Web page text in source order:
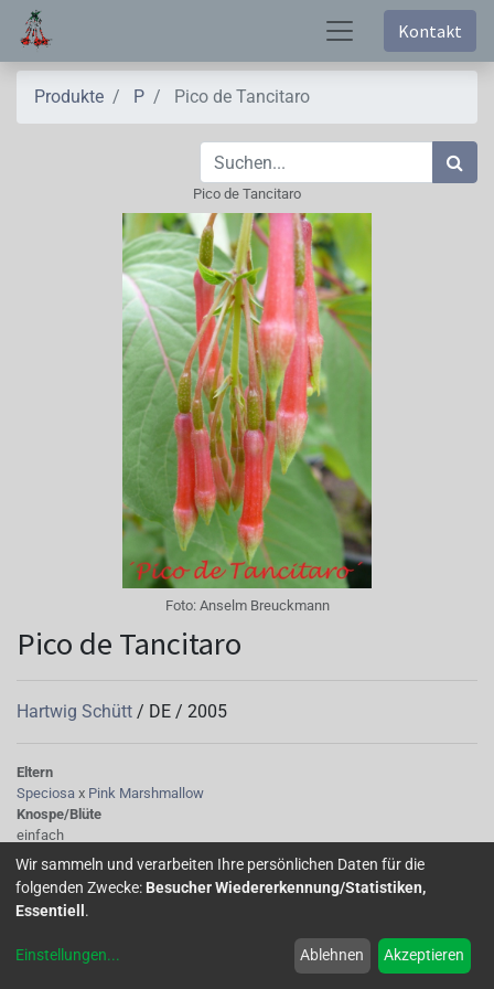
Kontakt
Produkte P Pico de Tancitaro
Pico de Tancitaro
Foto: Anselm Breuckmann
Pico de Tancitaro
Hartwig Schütt / DE / 2005
Eltern
Speciosa x Pink Marshmallow
Knospe/Blüte
einfach
Wuchs
überhängend
Home Mitglied werden Forum
Wir sammeln und verarbeiten Ihre persönlichen Daten für die
folgenden Zwecke: Besucher Wiedererkennung/Statistiken,
Essentiell .
Einstellungen... Ablehnen Akzeptieren